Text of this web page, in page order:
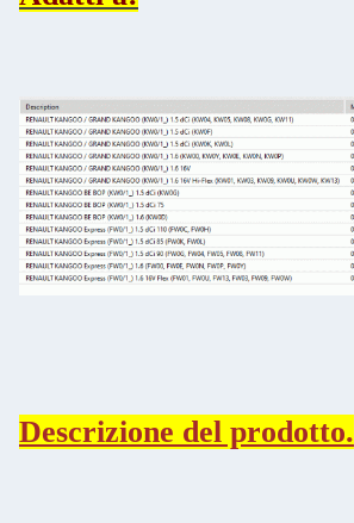
Descrizione del prodotto.